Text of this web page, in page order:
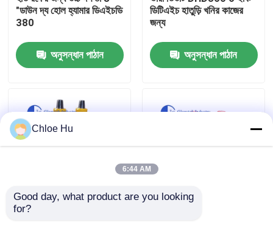
খবর
মামলা
উদ্ধৃতির জন্য আবেদন
"ডাউন দ্য হোল হ্যামার ডিএইচডি
380
অনুসন্ধান পাঠান
ডিটিএইচ হাতুড়ি খনির কাজের
জন্য
অনুসন্ধান পাঠান
উচ্চ চাপ 6" DHD360 ডাউন
Chloe Hu
6:44 AM
Good day, what product are you looking
for?